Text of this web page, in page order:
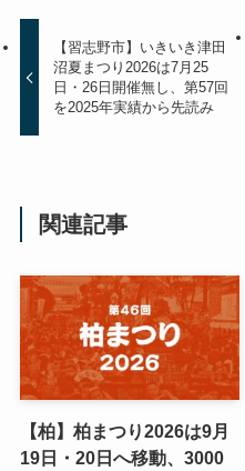
【習志野市】いきいき津田
沼夏まつり2026は7月25
日・26日開催無し、第57回
を2025年実績から先読み
関連記事
【柏】柏まつり2026は9月
19日・20日へ移動、3000